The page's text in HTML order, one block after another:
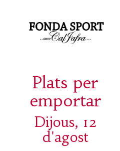
Plats per
emportar
Dijous, 12
d'agost